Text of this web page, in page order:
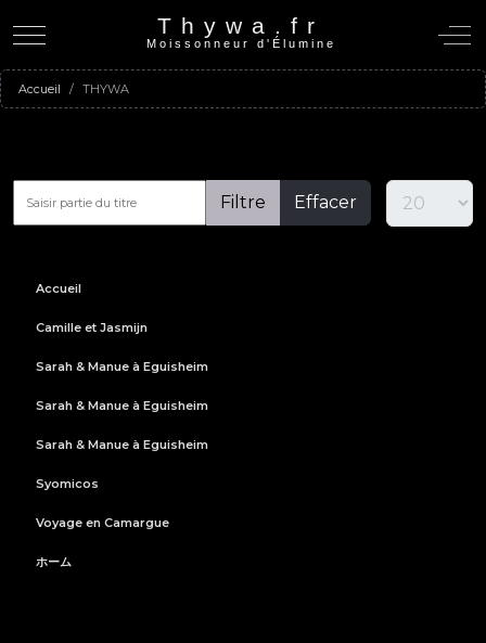
Mobile Menu Toggle Thywa.fr
Moissonneur d'Élumine
Off-
Accueil THYWA
Filtre Effacer
Accueil
Camille et Jasmijn
Sarah & Manue à Eguisheim
Sarah & Manue à Eguisheim
Sarah & Manue à Eguisheim
Syomicos
Voyage en Camargue
ホーム